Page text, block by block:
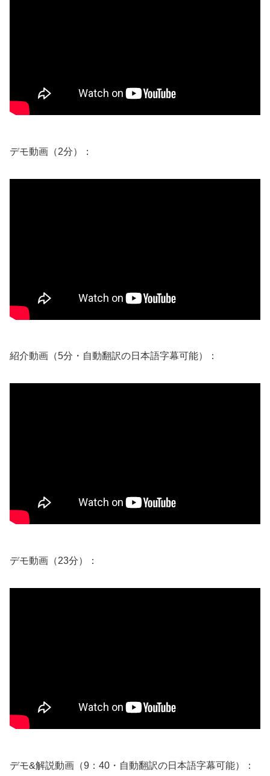
デモ動画（2分）：
紹介動画（5分・自動翻訳の日本語字幕可能）：
デモ動画（23分）：
デモ&解説動画（9：40・自動翻訳の日本語字幕可能）：